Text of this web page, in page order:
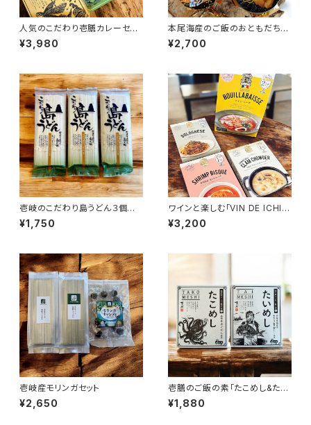
人気のこだわり壱膳カレーセッ
ト
¥3,980
本尾海産のご飯のおともだち４
種類セット
¥2,700
壱岐のこだわり島うどん３個セッ
ト
¥1,750
ワインと楽しむ「VIN DE ICHIZ
EN」セット
¥3,200
壱岐産モリンガセット
¥2,650
壱膳のご飯の素「たこめし&たい
めし」
¥1,880